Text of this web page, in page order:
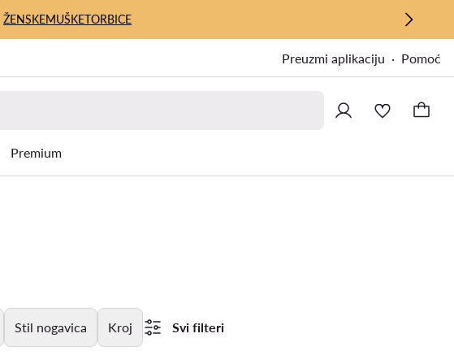
ŽENSKEMUŠKETORBICE
Preuzmi aplikaciju Pomoć
Premium
Stil nogavica Kroj Svi filteri